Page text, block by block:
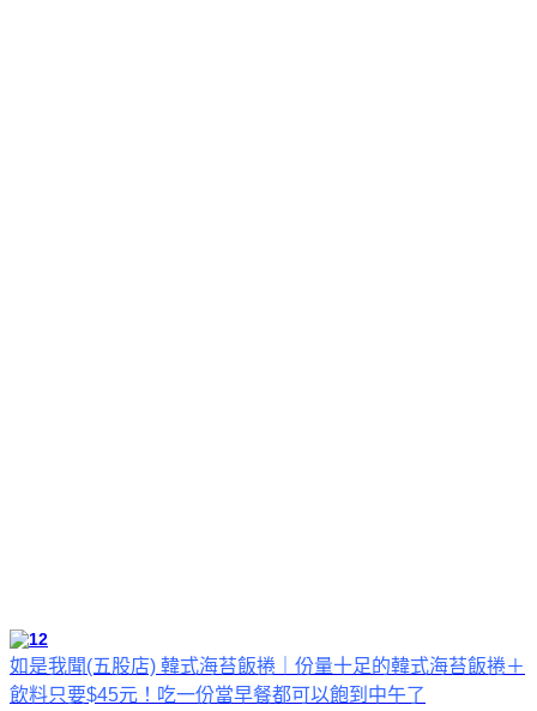
如是我聞(五股店) 韓式海苔飯捲｜份量十足的韓式海苔飯捲＋
飲料只要$45元！吃一份當早餐都可以飽到中午了